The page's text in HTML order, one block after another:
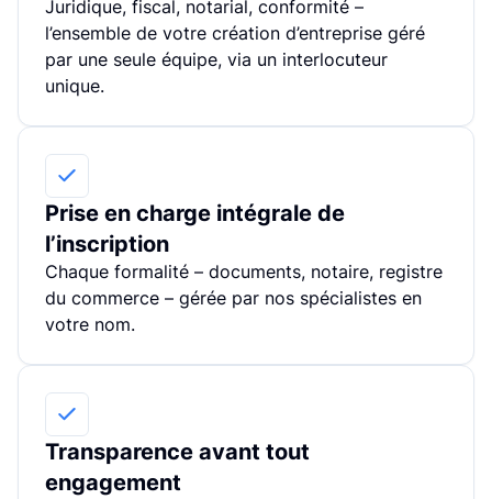
Envoyer
Juridique, fiscal, notarial, conformité –
l’ensemble de votre création d’entreprise géré
par une seule équipe, via un interlocuteur
unique.
Prise en charge intégrale de
l’inscription
Chaque formalité – documents, notaire, registre
du commerce – gérée par nos spécialistes en
votre nom.
Transparence avant tout
engagement
Envoyer